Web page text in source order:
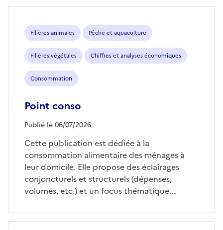
Filières animales Pêche et aquaculture
Filières végétales Chiffres et analyses économiques
Consommation
Point conso
Publié le 06/07/2026
Cette publication est dédiée à la
consommation alimentaire des ménages à
leur domicile. Elle propose des éclairages
conjoncturels et structurels (dépenses,
volumes, etc.) et un focus thématique.…